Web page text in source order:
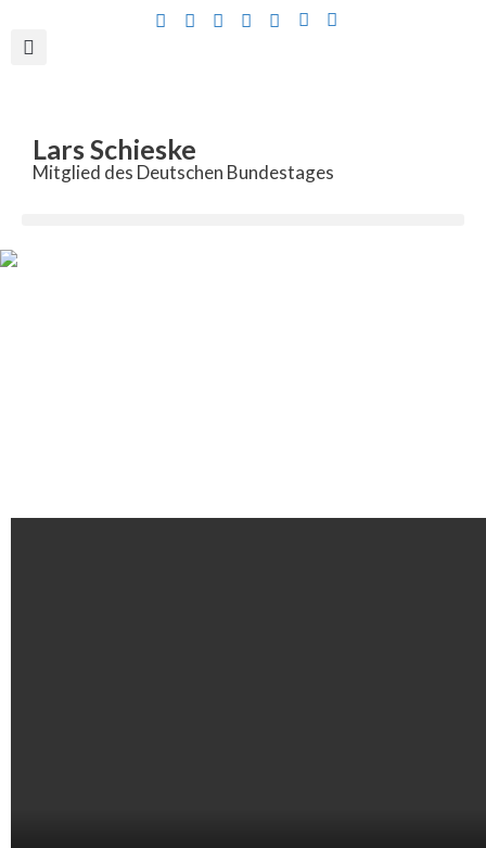
Lars Schieske
Mitglied des Deutschen Bundestages